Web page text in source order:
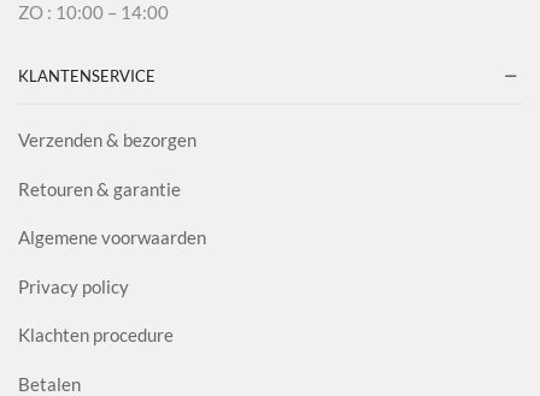
ZO : 10:00 – 14:00
KLANTENSERVICE
Verzenden & bezorgen
Retouren & garantie
Algemene voorwaarden
Privacy policy
Klachten procedure
Betalen